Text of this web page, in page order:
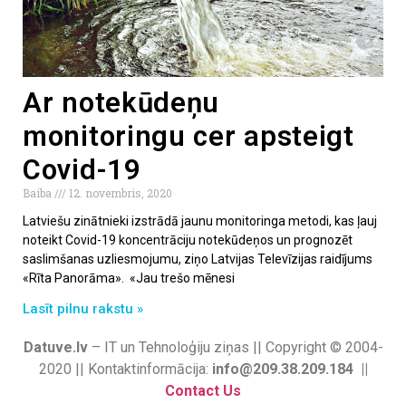
Ar notekūdeņu
monitoringu cer apsteigt
Covid-19
Baiba
12. novembris, 2020
Latviešu zinātnieki izstrādā jaunu monitoringa metodi, kas ļauj
noteikt Covid-19 koncentrāciju notekūdeņos un prognozēt
saslimšanas uzliesmojumu, ziņo Latvijas Televīzijas raidījums
«Rīta Panorāma». «Jau trešo mēnesi
Lasīt pilnu rakstu »
Datuve.lv– IT un Tehnoloģiju ziņas || Copyright © 2004-
2020 || Kontaktinformācija: info@209.38.209.184 ||
Contact Us